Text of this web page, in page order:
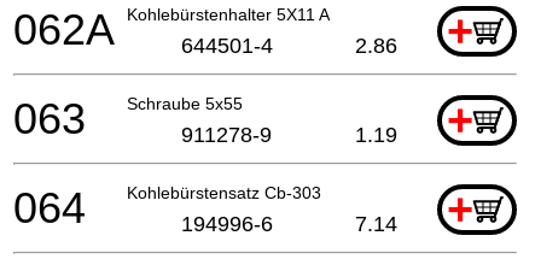
Kohlebürstenhalter 5X11 A +
062A 644501-4 2.86
Schraube 5x55 +
063 911278-9 1.19
Kohlebürstensatz Cb-303 +
064 194996-6 7.14